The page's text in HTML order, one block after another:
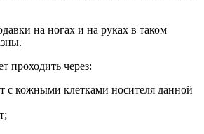
на ногах и на руках в таком
проходить через:
с кожными клетками носителя данной